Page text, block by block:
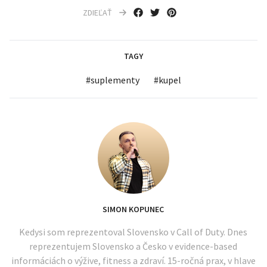
ZDIEĽAŤ
TAGY
#suplementy #kupel
SIMON KOPUNEC
Kedysi som reprezentoval Slovensko v Call of Duty. Dnes
reprezentujem Slovensko a Česko v evidence-based
informáciách o výžive, fitness a zdraví. 15-ročná prax, v hlave